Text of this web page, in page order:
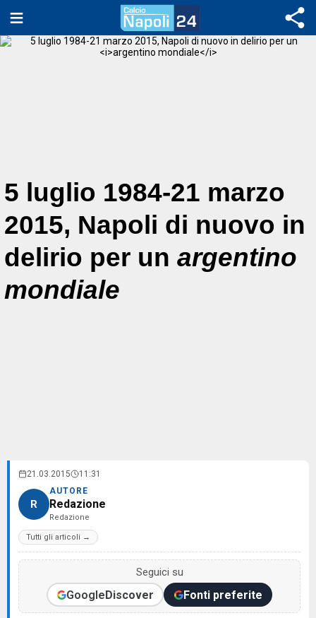
5 luglio 1984-21 marzo
2015, Napoli di nuovo in
delirio per un argentino
mondiale
21.03.2015 11:31
R
AUTORE
Redazione
Redazione
Tutti gli articoli →
Seguici su
GoogleDiscover Fonti preferite